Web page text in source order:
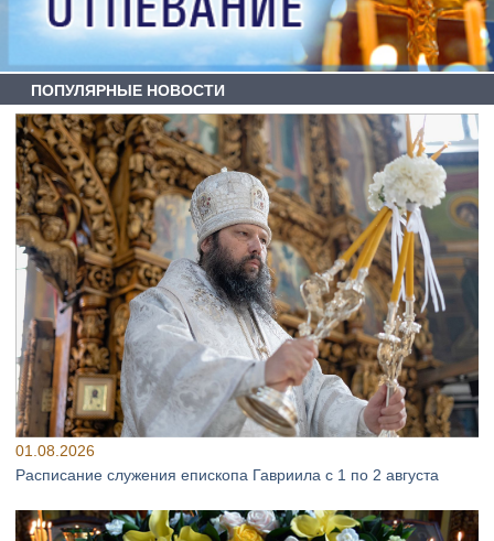
ПОПУЛЯРНЫЕ НОВОСТИ
01.08.2026
Расписание служения епископа Гавриила с 1 по 2 августа